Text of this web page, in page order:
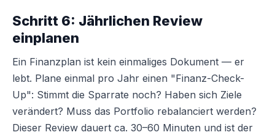
Schritt 6: Jährlichen Review
einplanen
Ein Finanzplan ist kein einmaliges Dokument — er
lebt. Plane einmal pro Jahr einen "Finanz-Check-
Up": Stimmt die Sparrate noch? Haben sich Ziele
verändert? Muss das Portfolio rebalanciert werden?
Dieser Review dauert ca. 30–60 Minuten und ist der